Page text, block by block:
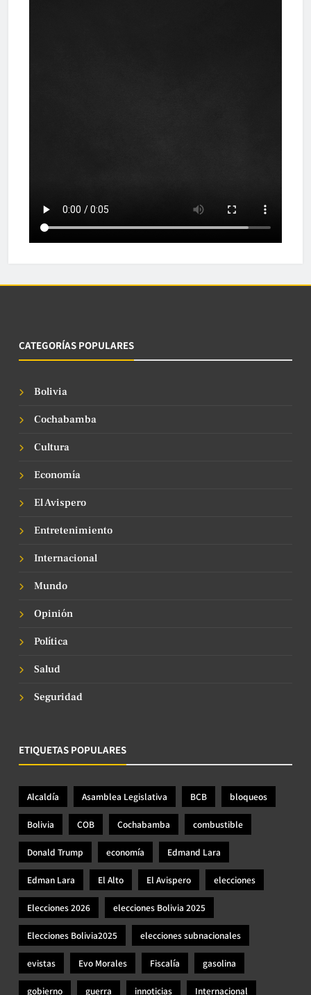
CATEGORÍAS POPULARES
Bolivia
Cochabamba
Cultura
Economía
El Avispero
Entretenimiento
Internacional
Mundo
Opinión
Política
Salud
Seguridad
ETIQUETAS POPULARES
Alcaldía Asamblea Legislativa BCB bloqueos
Bolivia COB Cochabamba combustible
Donald Trump economía Edmand Lara
Edman Lara El Alto El Avispero elecciones
Elecciones 2026 elecciones Bolivia 2025
Elecciones Bolivia2025 elecciones subnacionales
evistas Evo Morales Fiscalía gasolina
gobierno guerra innoticias Internacional